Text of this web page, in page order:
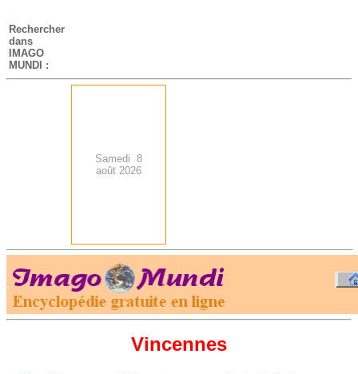
-
Rechercher
dans
IMAGO
MUNDI :
Samedi 8
août 2026
.
Vincennes